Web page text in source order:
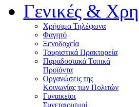
Γενικές &
Χρήσιμα Τηλέφωνα
Φαγητό
Ξενοδοχεία
Τουριστικά Πρακτορεία
Παραδοσιακά Τοπικά
Προϊόντα
Οργανώσεις της
Κοινωνίας των Πολιτών
Γυναικείοι
Συνεταιρισμοί